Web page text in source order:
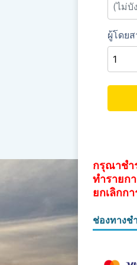
กรุณาชำ
ทำรายก
ยกเลิกก
ช่องทางช